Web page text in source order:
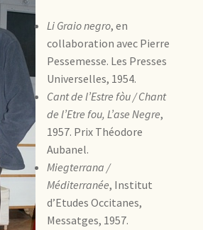
Li Graio negro, en
collaboration avec Pierre
Pessemesse. Les Presses
Universelles, 1954.
Cant de l’Estre fòu / Chant
de l’Etre fou, L’ase Negre,
1957. Prix Théodore
Aubanel.
Miegterrana /
Méditerranée, Institut
d’Etudes Occitanes,
Messatges, 1957.